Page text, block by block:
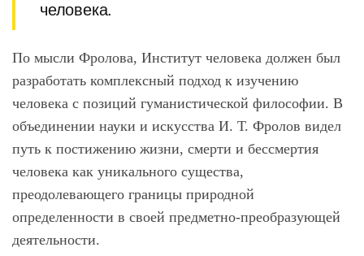
человека.
По мысли Фролова, Институт человека должен был
разработать комплексный подход к изучению
человека с позиций гуманистической философии. В
объединении науки и искусства И. Т. Фролов видел
путь к постижению жизни, смерти и бессмертия
человека как уникального существа,
преодолевающего границы природной
определенности в своей предметно-преобразующей
деятельности.